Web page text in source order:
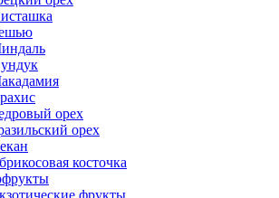
орех
орех
косточка
фрукты